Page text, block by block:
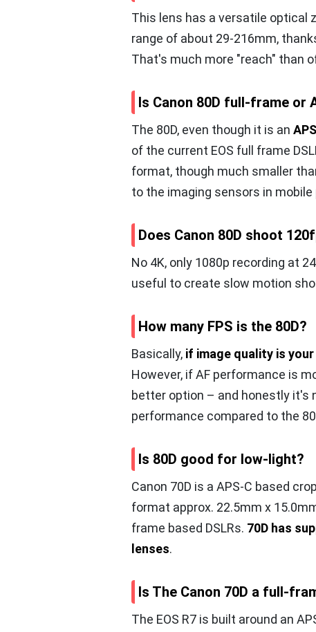
This lens has a versatile optical
range of about 29-216mm,
That's much more "reach" than
Is Canon 80D full-frame or
The 80D, even though it is an
of the current EOS full frame
format, though much smaller
to the imaging sensors in
Does Canon 80D shoot
No 4K, only 1080p recording at
useful to create slow motion
How many FPS is the 80D?
Basically, if image quality is
However, if AF performance is
better option – and honestly it's
performance compared to the
Is 80D good for low-light?
Canon 70D is a APS-C based
format approx. 22.5mm x
frame based DSLRs. 70D has
lenses.
Is The Canon 70D a full-
The EOS R7 is built around an